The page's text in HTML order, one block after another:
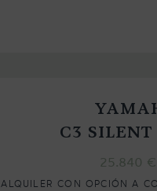
C3
25.840 €
ALQUILER CON OPCIÓN A